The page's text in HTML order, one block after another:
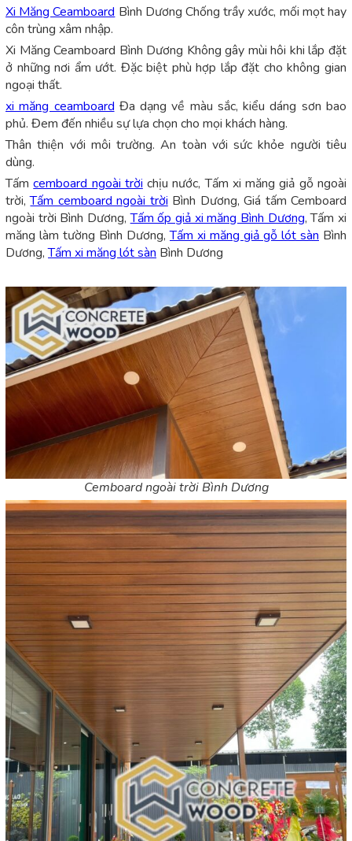
Xi Măng Ceamboard Bình Dương Chống trầy xước, mối mọt hay
côn trùng xâm nhập.
Xi Măng Ceamboard Bình Dương Không gây mùi hôi khi lắp đặt
ở những nơi ẩm ướt. Đặc biệt phù hợp lắp đặt cho không gian
ngoại thất.
xi măng ceamboard Đa dạng về màu sắc, kiểu dáng sơn bao
phủ. Đem đến nhiều sự lựa chọn cho mọi khách hàng.
Thân thiện với môi trường. An toàn với sức khỏe người tiêu
dùng.
Tấmcemboard ngoài trời chịu nước, Tấm xi măng giả gỗ ngoài
trời,Tấm cemboard ngoài trời Bình Dương, Giá tấm Cemboard
ngoài trời Bình Dương,Tấm ốp giả xi măng Bình Dương, Tấm xi
măng làm tường Bình Dương,Tấm xi măng giả gỗ lót sàn Bình
Dương,Tấm xi măng lót sàn Bình Dương
Cemboard ngoài trời Bình Dương